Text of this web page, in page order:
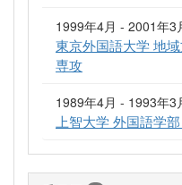
1999年4月 - 2001年3
東京外国語大学 地
専攻
1989年4月 - 1993年3
上智大学 外国語学